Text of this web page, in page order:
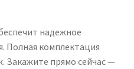
надежное
Полная комплектация
Закажите прямо сейчас —